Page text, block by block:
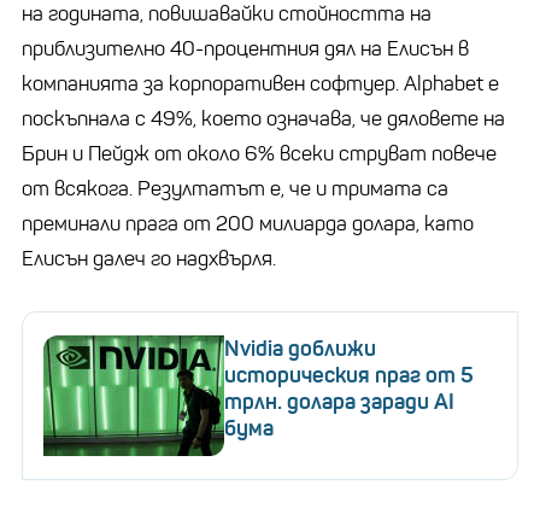
на годината, повишавайки стойността на
приблизително 40-процентния дял на Елисън в
компанията за корпоративен софтуер. Alphabet е
поскъпнала с 49%, което означава, че дяловете на
Брин и Пейдж от около 6% всеки струват повече
от всякога. Резултатът е, че и тримата са
преминали прага от 200 милиарда долара, като
Елисън далеч го надхвърля.
Nvidia доближи
историческия праг от 5
трлн. долара заради AI
бума